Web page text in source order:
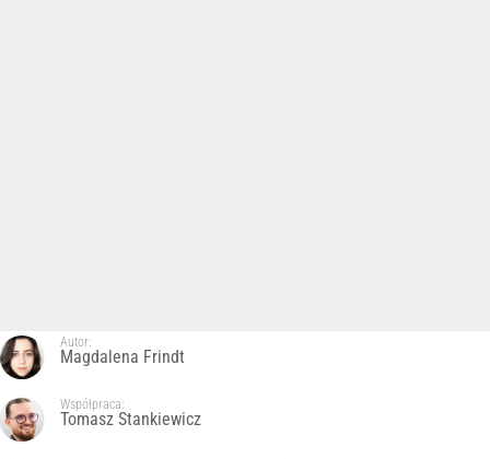
Autor:
Magdalena Frindt
Współpraca:
Tomasz Stankiewicz